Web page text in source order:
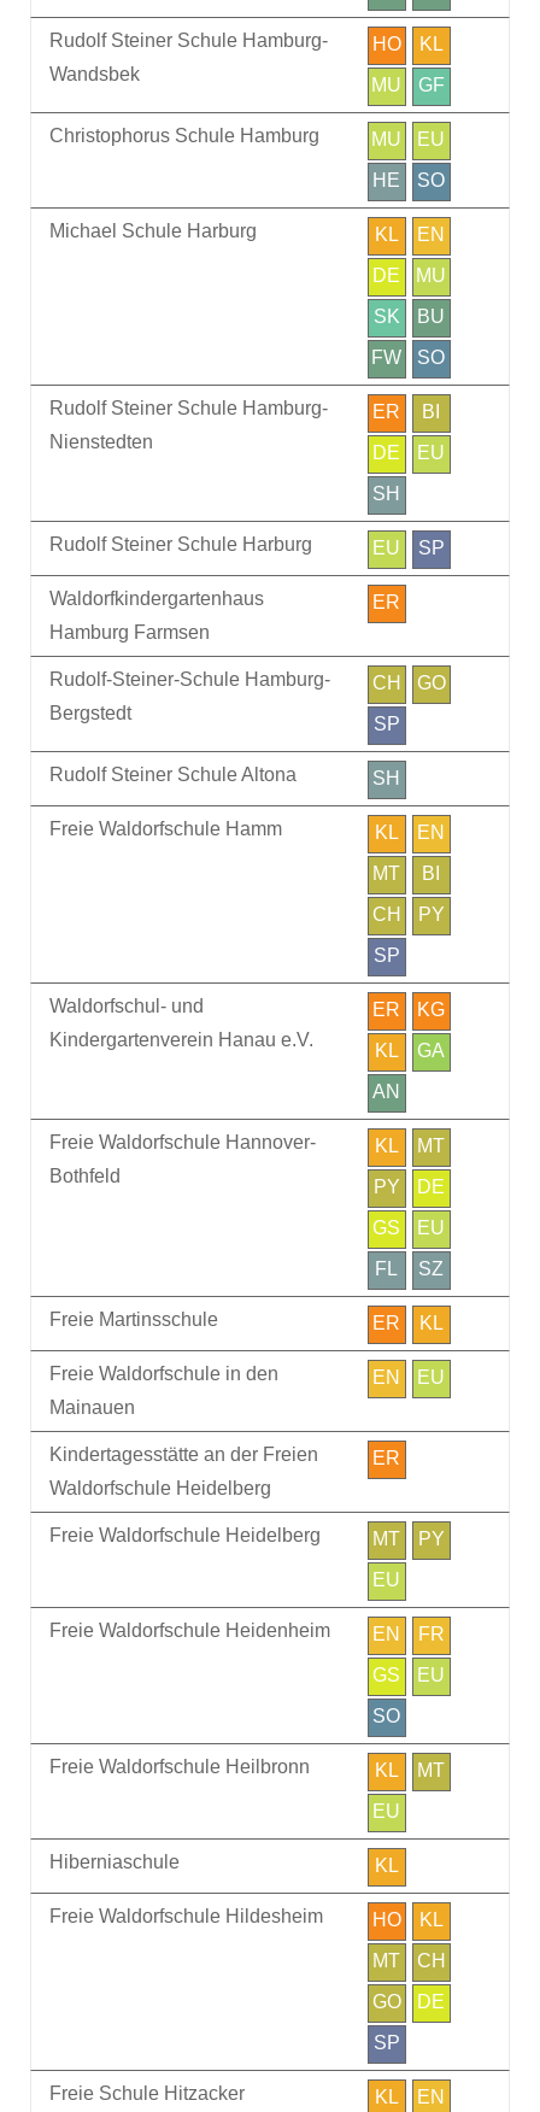
Rudolf Steiner Schule Hamburg-
Wandsbek
HO
KL
MU
GF
Christophorus Schule Hamburg MU
EU
HE
SO
Michael Schule Harburg KL
EN
DE
MU
SK
BU
FW
SO
Rudolf Steiner Schule Hamburg-
Nienstedten
ER
BI
DE
EU
SH
Rudolf Steiner Schule Harburg EU SP
Waldorfkindergartenhaus
Hamburg Farmsen
ER
Rudolf-Steiner-Schule Hamburg-
Bergstedt
CH
GO
SP
Rudolf Steiner Schule Altona SH
Freie Waldorfschule Hamm KL
EN
MT
BI
CH
PY
SP
Waldorfschul- und
Kindergartenverein Hanau e.V.
ER
KG
KL
GA
AN
Freie Waldorfschule Hannover-
Bothfeld
KL
MT
PY
DE
GS
EU
FL
SZ
Freie Martinsschule ER KL
Freie Waldorfschule in den
Mainauen
EN EU
Kindertagesstätte an der Freien
Waldorfschule Heidelberg
ER
Freie Waldorfschule Heidelberg MT
PY
EU
Freie Waldorfschule Heidenheim EN
FR
GS
EU
SO
Freie Waldorfschule Heilbronn KL
MT
EU
Hiberniaschule KL
Freie Waldorfschule Hildesheim HO
KL
MT
CH
GO
DE
SP
Freie Schule Hitzacker KL
EN